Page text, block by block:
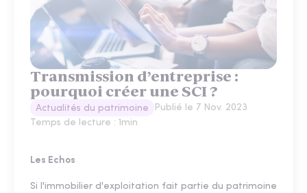
Transmission d’entreprise :
pourquoi créer une SCI ?
Actualités du patrimoine Publié le 7 Nov. 2023
Temps de lecture : 1min
Les Echos
Si l'immobilier d'exploitation fait partie du patrimoine